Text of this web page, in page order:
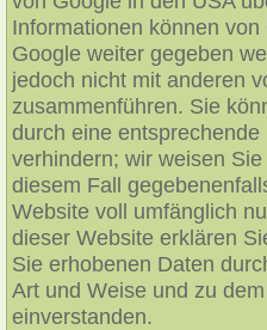
Informationen können
Google weiter gegeben
jedoch nicht mit anderen
zusammenführen. Sie
durch eine
verhindern; wir weisen
diesem Fall
Website voll umfänglich
dieser Website erklären
Sie erhobenen Daten
Art und Weise und zu
einverstanden.